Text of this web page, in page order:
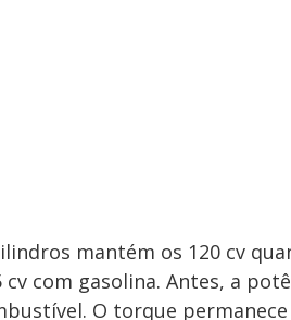
mantém os 120 cv
com gasolina. Antes, a
O torque